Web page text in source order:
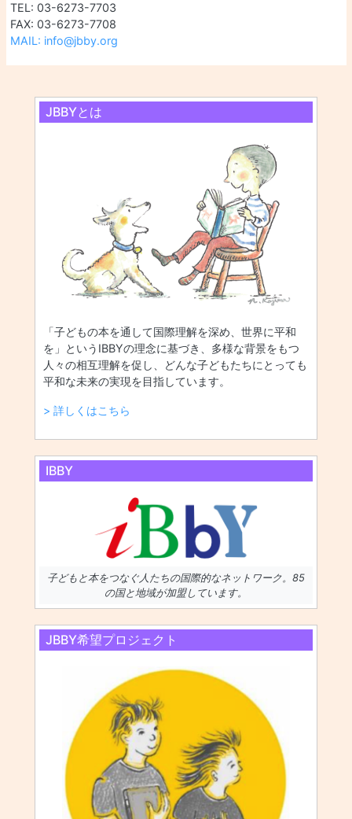
TEL: 03-6273-7703
FAX: 03-6273-7708
MAIL: info@jbby.org
JBBYとは
「子どもの本を通して国際理解を深め、世界に平和
を」というIBBYの理念に基づき、多様な背景をもつ
人々の相互理解を促し、どんな子どもたちにとっても
平和な未来の実現を目指しています。
> 詳しくはこちら
IBBY
子どもと本をつなぐ人たちの国際的なネットワーク。85
の国と地域が加盟しています。
JBBY希望プロジェクト